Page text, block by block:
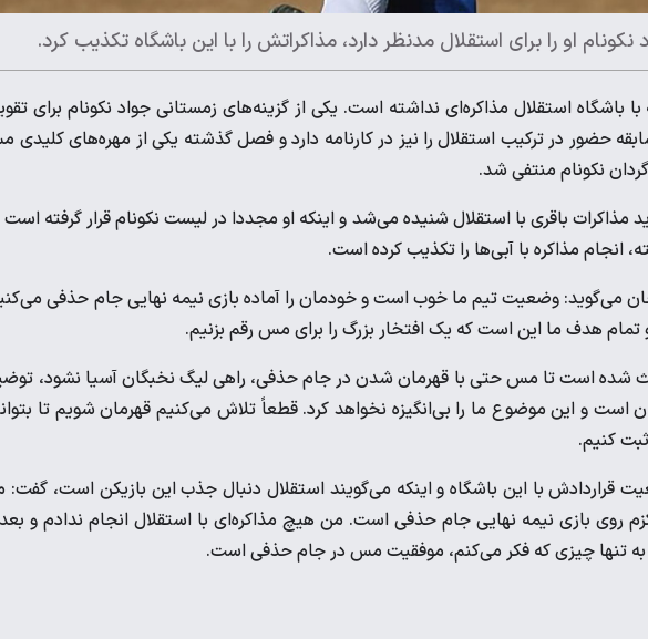
او را برای استقلال مدنظر دارد، مذاکراتش را با این باشگاه تکذیب کرد.
باشگاه استقلال مذاکره‌ای نداشته است. یکی از گزینه‌های زمستانی جواد نکونام برای
حضور در ترکیب استقلال را نیز در کارنامه دارد و فصل گذشته یکی از مهره‌های
نکونام منتفی شد.
مذاکرات باقری با استقلال شنیده می‌شد و اینکه او مجددا در لیست نکونام قرار گرفته
انجام مذاکره با آبی‌ها را تکذیب کرده است.
می‌گوید: وضعیت تیم ما خوب است و خودمان را آماده بازی نیمه نهایی جام حذفی
هدف ما این است که یک افتخار بزرگ را برای مس رقم بزنیم.
شده است تا مس حتی با قهرمان شدن در جام حذفی، راهی لیگ نخبگان آسیا نشود،
است و این موضوع ما را بی‌انگیزه نخواهد کرد. قطعاً تلاش می‌کنیم قهرمان شویم تا
کنیم.
با این باشگاه و اینکه می‌گویند استقلال دنبال جذب این بازیکن است، گفت:
روی بازی نیمه نهایی جام حذفی است. من هیچ مذاکره‌ای با استقلال انجام ندادم و بعد
تنها چیزی که فکر می‌کنم، موفقیت مس در جام حذفی است.